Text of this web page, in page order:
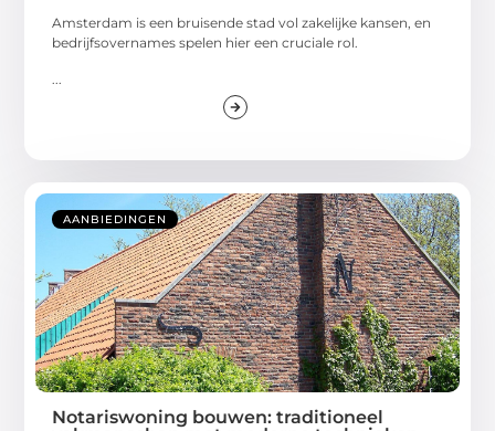
Amsterdam is een bruisende stad vol zakelijke kansen, en
bedrijfsovernames spelen hier een cruciale rol.
AANBIEDINGEN
Notariswoning bouwen: traditioneel